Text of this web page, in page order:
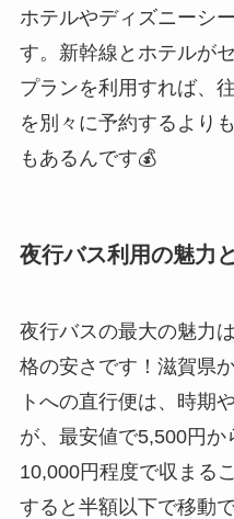
ホテルやディズニーシ
す。新幹線とホテルが
プランを利用すれば、
を別々に予約するより
もあるんです💰
夜行バス利用の魅力
夜行バスの最大の魅力
格の安さです！滋賀県
トへの直行便は、時期
が、最安値で5,500円か
10,000円程度で収まる
すると半額以下で移動